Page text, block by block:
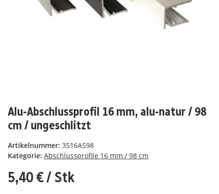
Alu-Abschlussprofil 16 mm, alu-natur / 98
cm / ungeschlitzt
Artikelnummer: 3516AS98
Kategorie: Abschlussprofile 16 mm / 98 cm
5,40 €/ Stk